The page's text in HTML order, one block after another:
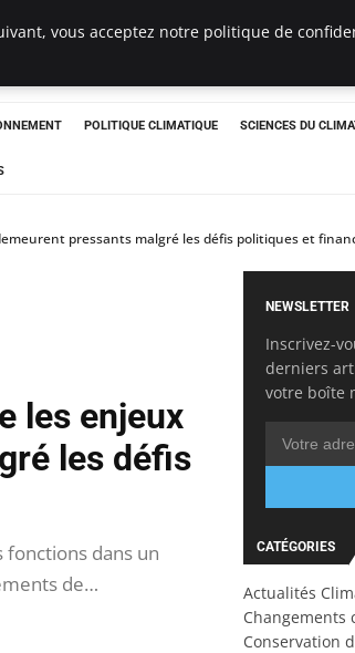
POLITIQUE CLIMATIQUE SCIENCES DU
pressants malgré les défis politiques et
les enjeux
les défis
fonctions dans un
de…
NEWSLETTER
Inscrivez-
derniers
votre boîte
CATÉGORIES
Actualités
Changements
Conservation
vous acceptez notre politique de